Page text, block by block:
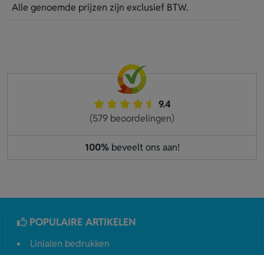
Alle genoemde prijzen zijn exclusief BTW.
9.4
(579 beoordelingen)
100%beveelt ons aan!
POPULAIRE ARTIKELEN
Linialen bedrukken